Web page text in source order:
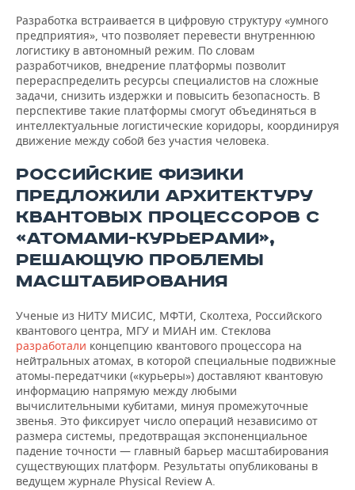
Разработка встраивается в цифровую структуру «умного
предприятия», что позволяет перевести внутреннюю
логистику в автономный режим. По словам
разработчиков, внедрение платформы позволит
перераспределить ресурсы специалистов на сложные
задачи, снизить издержки и повысить безопасность. В
перспективе такие платформы смогут объединяться в
интеллектуальные логистические коридоры, координируя
движение между собой без участия человека.
РОССИЙСКИЕ ФИЗИКИ
ПРЕДЛОЖИЛИ АРХИТЕКТУРУ
КВАНТОВЫХ ПРОЦЕССОРОВ С
«АТОМАМИ-КУРЬЕРАМИ»,
РЕШАЮЩУЮ ПРОБЛЕМЫ
МАСШТАБИРОВАНИЯ
Ученые из НИТУ МИСИС, МФТИ, Сколтеха, Российского
квантового центра, МГУ и МИАН им. Стеклова
разработали концепцию квантового процессора на
нейтральных атомах, в которой специальные подвижные
атомы-передатчики («курьеры») доставляют квантовую
информацию напрямую между любыми
вычислительными кубитами, минуя промежуточные
звенья. Это фиксирует число операций независимо от
размера системы, предотвращая экспоненциальное
падение точности — главный барьер масштабирования
существующих платформ. Результаты опубликованы в
ведущем журнале Physical Review A.